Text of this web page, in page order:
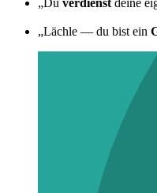
„Du verdienst deine
„Lächle — du bist ein